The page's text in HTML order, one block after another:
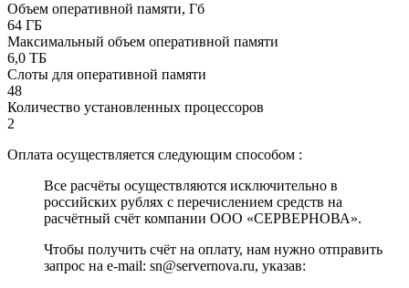
Объем оперативной памяти, Гб
64 ГБ
Максимальный объем оперативной памяти
6,0 ТБ
Слоты для оперативной памяти
48
Количество установленных процессоров
2
Оплата осуществляется следующим способом :
Все расчёты осуществляются исключительно в
российских рублях с перечислением средств на
расчётный счёт компании ООО «СЕРВЕРНОВА».
Чтобы получить счёт на оплату, нам нужно отправить
запрос на e-mail: sn@servernova.ru, указав: